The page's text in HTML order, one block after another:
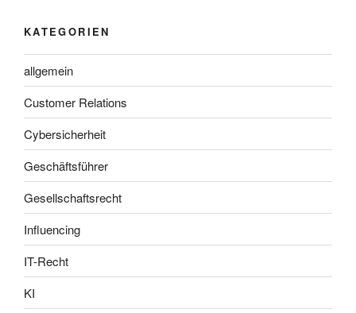
KATEGORIEN
allgemein
Customer Relations
Cybersicherheit
Geschäftsführer
Gesellschaftsrecht
Influencing
IT-Recht
KI